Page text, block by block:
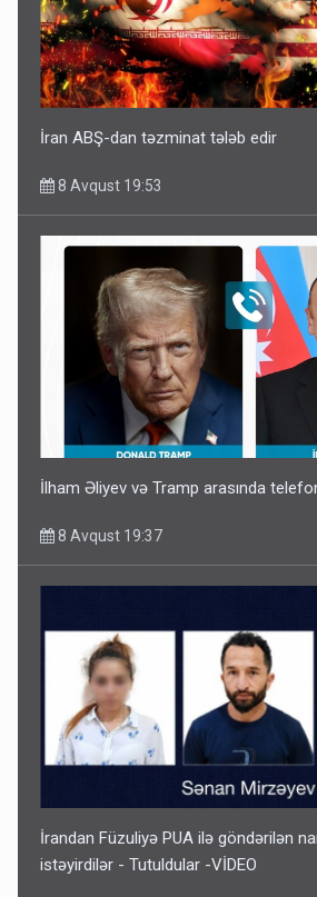
İran ABŞ-dan təzminat tələb edir
8 Avqust 19:53
İlham Əliyev və Tramp arasında telefon
8 Avqust 19:37
İrandan Füzuliyə PUA ilə göndərilən
istəyirdilər - Tutuldular -VİDEO